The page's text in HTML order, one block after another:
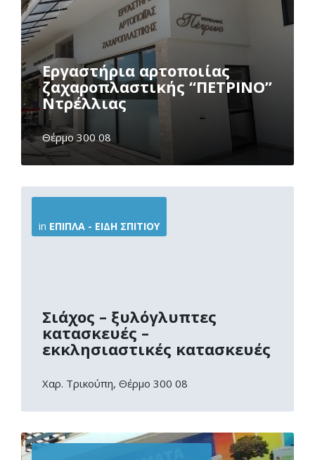
Εργαστήρια αρτοποιίας
ζαχαροπλαστικής “ΠΕΤΡΙΝΟ”
Ντρέλλιας
Θέρμο 300 08
Σιάχος – ξυλόγλυπτες
κατασκευές –
εκκλησιαστικές κατασκευές
Χαρ. Τρικούπη, Θέρμο 300 08
in ΈΠΙΠΛΑ - ΕΊΔΗ ΣΠΙΤΙΟΎ
More
More
Info